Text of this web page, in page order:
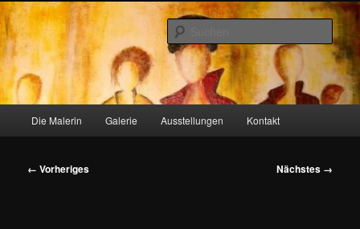
Zum
primären
Inhalt
springenheidiskunst.de
Die Malerin Galerie Ausstellungen Kontakt
Bilder-
← Vorheriges Nächstes →